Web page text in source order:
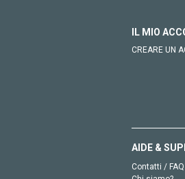
IL MIO
CREARE UN
AIDE &
Contatti / FAQ